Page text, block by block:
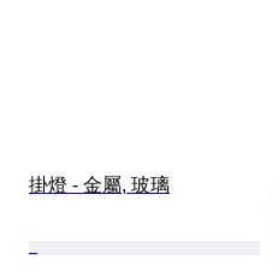
掛燈 - 金屬, 玻璃